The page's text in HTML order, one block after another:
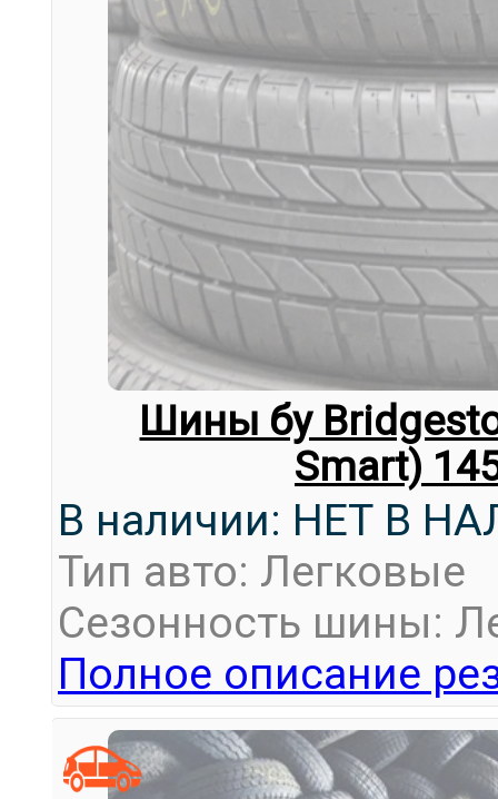
Шины бу
Smart)
В наличии: НЕТ В
Тип авто: Легковые
Сезонность шины:
Полное описание